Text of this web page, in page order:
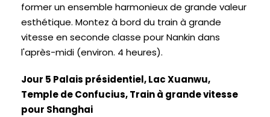
former un ensemble harmonieux de grande valeur
esthétique. Montez à bord du train à grande
vitesse en seconde classe pour Nankin dans
l'après-midi (environ. 4 heures).
Jour 5 Palais présidentiel, Lac Xuanwu,
Temple de Confucius, Train à grande vitesse
pour Shanghai